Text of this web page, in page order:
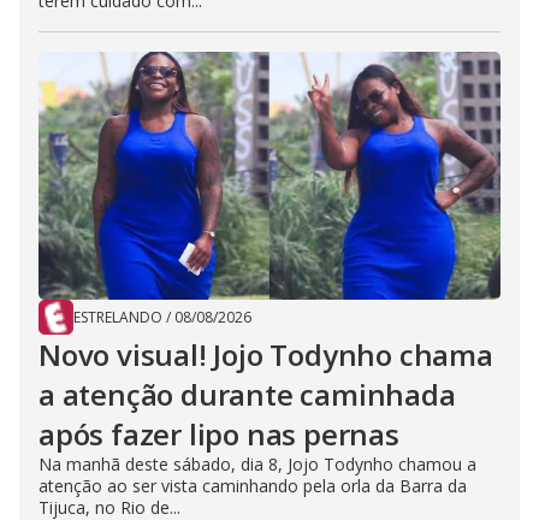
ESTRELANDO / 08/08/2026
Novo visual! Jojo Todynho chama
a atenção durante caminhada
após fazer lipo nas pernas
Na manhã deste sábado, dia 8, Jojo Todynho chamou a
atenção ao ser vista caminhando pela orla da Barra da
Tijuca, no Rio de...